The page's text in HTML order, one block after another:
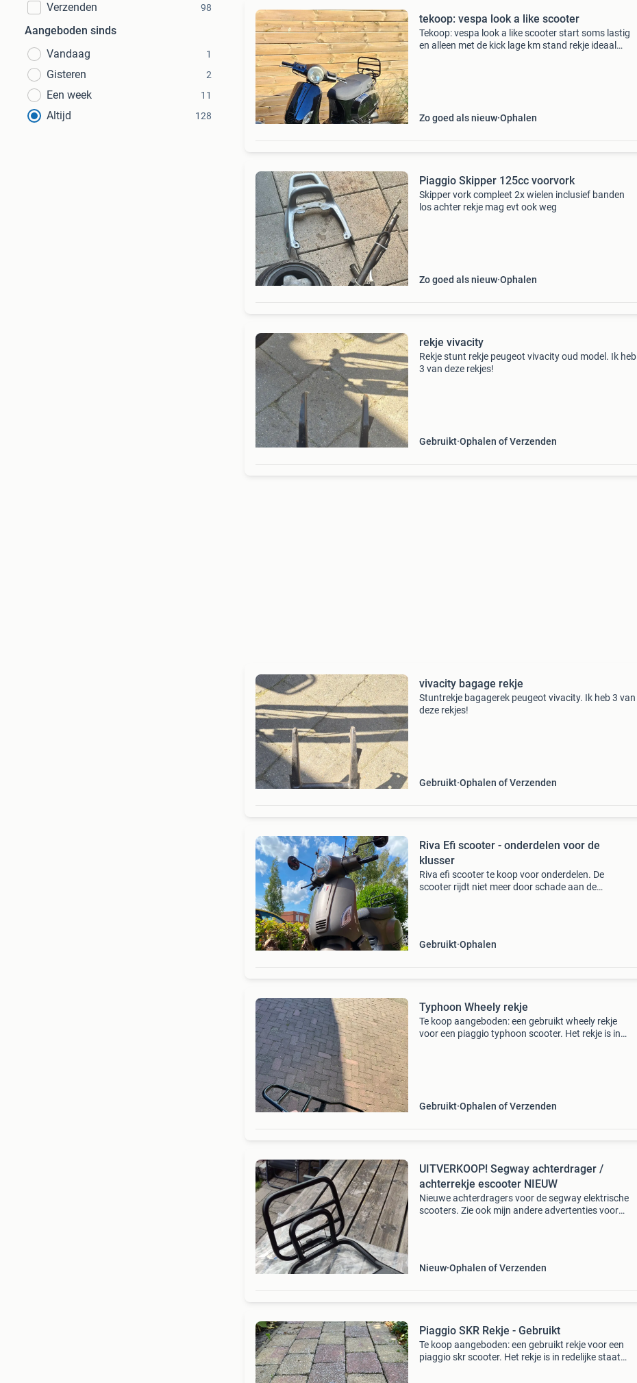
Verzenden 98
Aangeboden sinds
Vandaag
1
Gisteren 2
Een week 11
Altijd 128
tekoop: vespa look a like scooter
Tekoop: vespa look a like scooter start soms lastig
en alleen met de kick lage km stand rekje ideaal
Zo goed als nieuw Ophalen
Piaggio Skipper 125cc voorvork
Skipper vork compleet 2x wielen inclusief banden
los achter rekje mag evt ook weg
Zo goed als nieuw Ophalen
rekje vivacity
Rekje stunt rekje peugeot vivacity oud model. Ik heb
3 van deze rekjes!
Gebruikt Ophalen of Verzenden
vivacity bagage rekje
Stuntrekje bagagerek peugeot vivacity. Ik heb 3 van
deze rekjes!
Gebruikt Ophalen of Verzenden
Riva Efi scooter - onderdelen voor de
klusser
Riva efi scooter te koop voor onderdelen. De
scooter rijdt niet meer door schade aan de
Gebruikt Ophalen
Typhoon Wheely rekje
Te koop aangeboden: een gebruikt wheely rekje
voor een piaggio typhoon scooter. Het rekje is in
Gebruikt Ophalen of Verzenden
UITVERKOOP! Segway achterdrager /
achterrekje escooter NIEUW
Nieuwe achterdragers voor de segway elektrische
scooters. Zie ook mijn andere advertenties voor
Nieuw Ophalen of Verzenden
Piaggio SKR Rekje - Gebruikt
Te koop aangeboden: een gebruikt rekje voor een
piaggio skr scooter. Het rekje is in redelijke staat